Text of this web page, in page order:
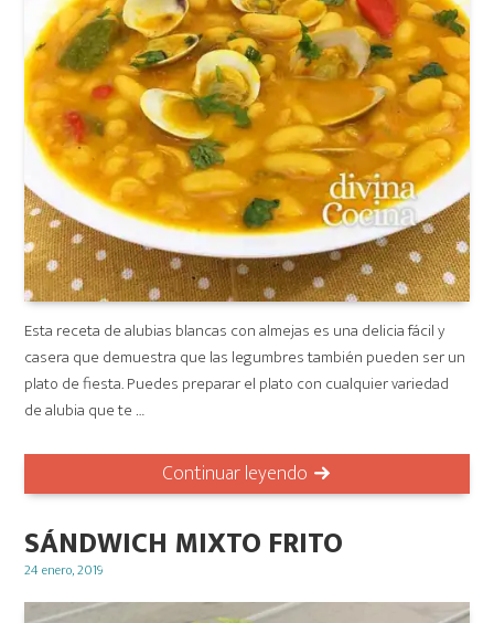
Esta receta de alubias blancas con almejas es una delicia fácil y
casera que demuestra que las legumbres también pueden ser un
plato de fiesta. Puedes preparar el plato con cualquier variedad
de alubia que te …
Continuar leyendo
SÁNDWICH MIXTO FRITO
Posted
24 enero, 2019